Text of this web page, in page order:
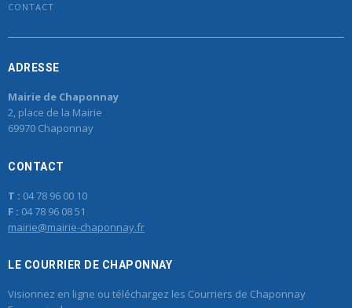
CONTACT
ADRESSE
Mairie de Chaponnay
2, place de la Mairie
69970 Chaponnay
CONTACT
T : 04 78 96 00 10
F : 04 78 96 08 51
mairie@mairie-chaponnay.fr
LE COURRIER DE CHAPONNAY
Visionnez en ligne ou téléchargez les Courriers de Chaponnay